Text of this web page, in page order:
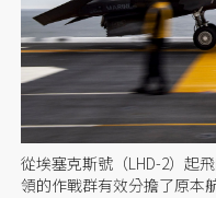
從埃塞克斯號（LHD-2）起
領的作戰群有效分擔了原本